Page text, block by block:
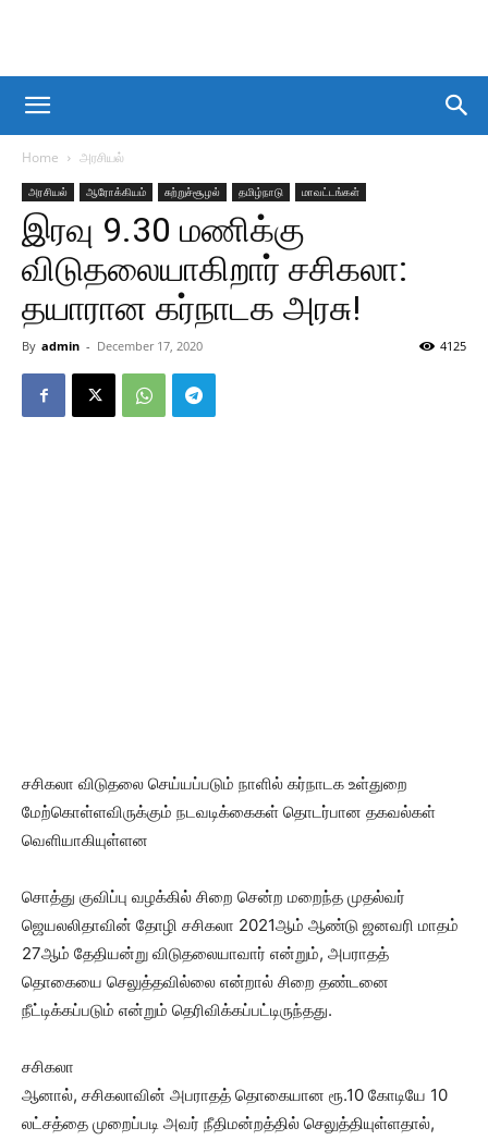
Home அரசியல்
அரசியல் ஆரோக்கியம் சுற்றுச்சூழல் தமிழ்நாடு மாவட்டங்கள்
இரவு 9.30 மணிக்கு
விடுதலையாகிறார் சசிகலா:
தயாரான கர்நாடக அரசு!
By admin - December 17, 2020 4125
சசிகலா விடுதலை செய்யப்படும் நாளில் கர்நாடக உள்துறை
மேற்கொள்ளவிருக்கும் நடவடிக்கைகள் தொடர்பான தகவல்கள்
வெளியாகியுள்ளன
சொத்து குவிப்பு வழக்கில் சிறை சென்ற மறைந்த முதல்வர்
ஜெயலலிதாவின் தோழி சசிகலா 2021ஆம் ஆண்டு ஜனவரி மாதம்
27ஆம் தேதியன்று விடுதலையாவார் என்றும், அபராதத்
தொகையை செலுத்தவில்லை என்றால் சிறை தண்டனை
நீட்டிக்கப்படும் என்றும் தெரிவிக்கப்பட்டிருந்தது.
சசிகலா
ஆனால், சசிகலாவின் அபராதத் தொகையான ரூ.10 கோடியே 10
லட்சத்தை முறைப்படி அவர் நீதிமன்றத்தில் செலுத்தியுள்ளதால்,